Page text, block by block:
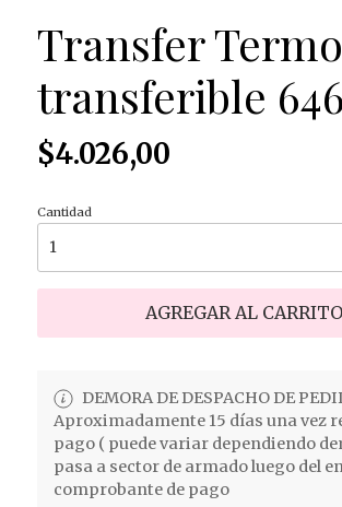
Transfer Termo
transferible 646
$4.026,00
Cantidad
AGREGAR AL CARRITO
DEMORA DE DESPACHO DE
Aproximadamente 15 días una vez
pago ( puede variar dependiendo
pasa a sector de armado luego del
comprobante de pago